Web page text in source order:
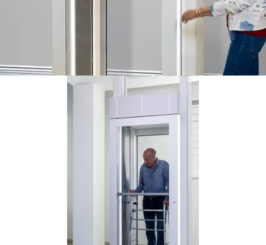
élévatrice Luma est fournie avec deux télécommandes